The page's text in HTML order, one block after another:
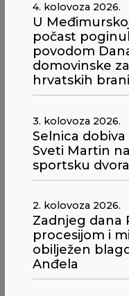
4. kolovoza 2026.
U
počast
povodom
domovinske
hrvatskih
3. kolovoza 2026.
Selnica
Sveti Martin
sportsku
2. kolovoza 2026.
Zadnjeg dana
procesijom i
obilježen
Anđela